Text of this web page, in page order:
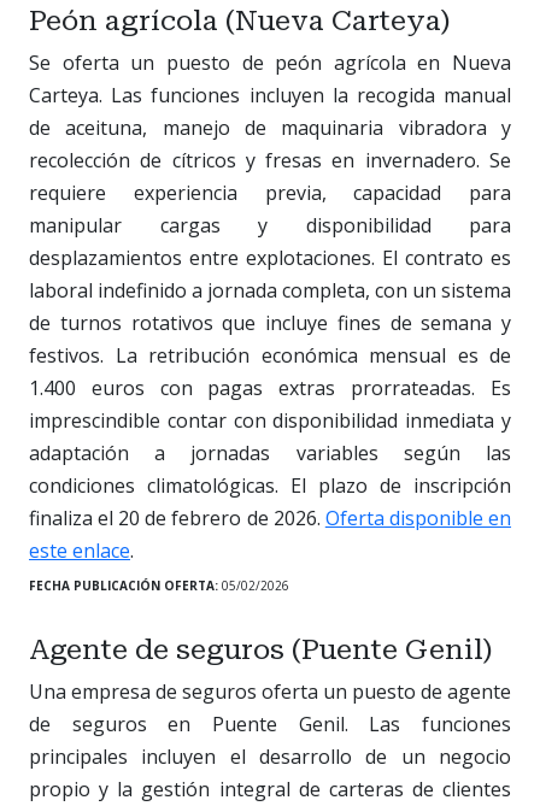
Peón agrícola (Nueva Carteya)
Se oferta un puesto de peón agrícola en Nueva
Carteya. Las funciones incluyen la recogida manual
de aceituna, manejo de maquinaria vibradora y
recolección de cítricos y fresas en invernadero. Se
requiere experiencia previa, capacidad para
manipular cargas y disponibilidad para
desplazamientos entre explotaciones. El contrato es
laboral indefinido a jornada completa, con un sistema
de turnos rotativos que incluye fines de semana y
festivos. La retribución económica mensual es de
1.400 euros con pagas extras prorrateadas. Es
imprescindible contar con disponibilidad inmediata y
adaptación a jornadas variables según las
condiciones climatológicas. El plazo de inscripción
finaliza el 20 de febrero de 2026. Oferta disponible en
este enlace.
FECHA PUBLICACIÓN OFERTA: 05/02/2026
Agente de seguros (Puente Genil)
Una empresa de seguros oferta un puesto de agente
de seguros en Puente Genil. Las funciones
principales incluyen el desarrollo de un negocio
propio y la gestión integral de carteras de clientes